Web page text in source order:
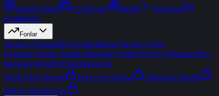
Günün Özeti Portföyüm Radar
Terminal
Endeksler
Fonlar
Yatırım FonlarıBES FonlarıBorsa Yatırım Fonu
Popüler Fonlar YeniBir Bakışta FonlarPortföy ŞirketleriFon
KarşılaştırmaFon Simülasyonu
Akıllı Para Sinyali
Ters Fon Arama
Çakışma Analizi
Sektör Rotasyonu